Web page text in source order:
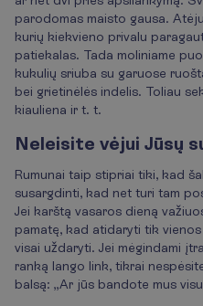
parodomas maisto gausa.
kurių kiekvieno privalu
patiekalas. Tada moliniame
kukulių sriuba su garuose
bei grietinėlės indelis. Toliau
kiauliena ir t. t.
Neleisite vėjui Jūsų
Rumunai taip stipriai tiki, kad
susargdinti, kad net turi tam
Jei karštą vasaros dieną
pamatę, kad atidaryti tik
visai uždaryti. Jei mėgindami
ranką lango link, tikrai
balsą: „Ar jūs bandote mus